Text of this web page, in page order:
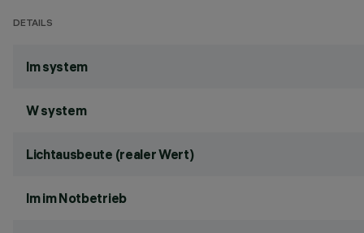
DETAILS
lm system
W system
Lichtausbeute (realer Wert)
lm im Notbetrieb